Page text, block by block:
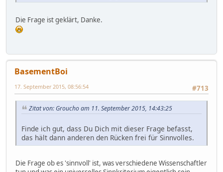
Die Frage ist geklärt, Danke.
BasementBoi
#713
17. September 2015, 08:56:54
Zitat von: Groucho am 11. September 2015, 14:43:25
Finde ich gut, dass Du Dich mit dieser Frage befasst,
das hält dann anderen den Rücken frei für Sinnvolles.
Die Frage ob es 'sinnvoll' ist, was verschiedene Wissenschaftler